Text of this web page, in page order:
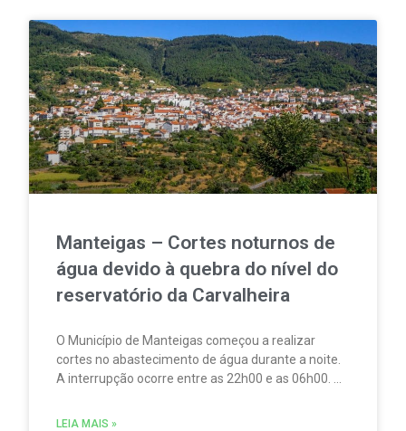
Manteigas – Cortes noturnos de
água devido à quebra do nível do
reservatório da Carvalheira
O Município de Manteigas começou a realizar
cortes no abastecimento de água durante a noite.
A interrupção ocorre entre as 22h00 e as 06h00. A
do nível do reservatório da Carvalheira,
LEIA MAIS »